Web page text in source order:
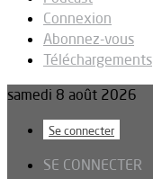
Connexion
Abonnez-vous
Téléchargements
samedi 8 août 2026
Se connecter
SE CONNECTER